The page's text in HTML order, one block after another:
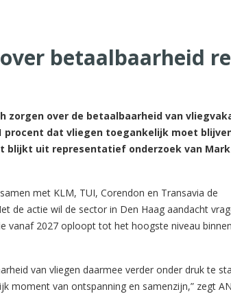
betaalbaarheid
zorgen over de betaalbaarheid van
dat vliegen toegankelijk moet
blijkt uit representatief onderzoek van
met KLM, TUI, Corendon en Transavia de
de actie wil de sector in Den Haag aandacht
vanaf 2027 oploopt tot het hoogste niveau
van vliegen daarmee verder onder druk te
moment van ontspanning en samenzijn,” zegt